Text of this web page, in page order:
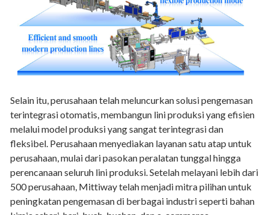
Selain itu, perusahaan telah meluncurkan solusi pengemasan
terintegrasi otomatis, membangun lini produksi yang efisien
melalui model produksi yang sangat terintegrasi dan
fleksibel. Perusahaan menyediakan layanan satu atap untuk
perusahaan, mulai dari pasokan peralatan tunggal hingga
perencanaan seluruh lini produksi. Setelah melayani lebih dari
500 perusahaan, Mittiway telah menjadi mitra pilihan untuk
peningkatan pengemasan di berbagai industri seperti bahan